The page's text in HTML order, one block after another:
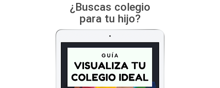
¿Buscas colegio
para tu hijo?